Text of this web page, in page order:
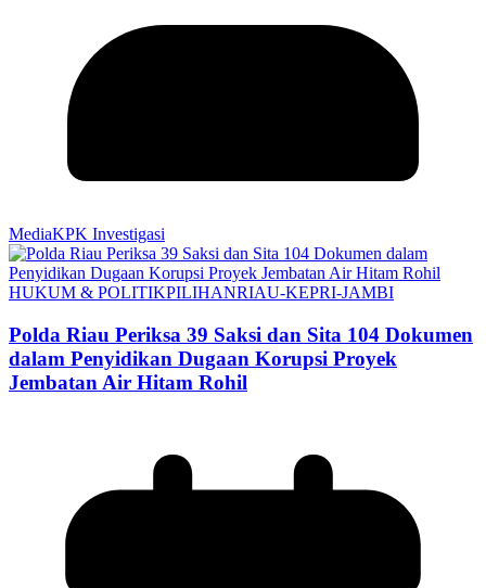
MediaKPK Investigasi
HUKUM & POLITIKPILIHANRIAU-KEPRI-JAMBI
Polda Riau Periksa 39 Saksi dan Sita 104 Dokumen
dalam Penyidikan Dugaan Korupsi Proyek
Jembatan Air Hitam Rohil